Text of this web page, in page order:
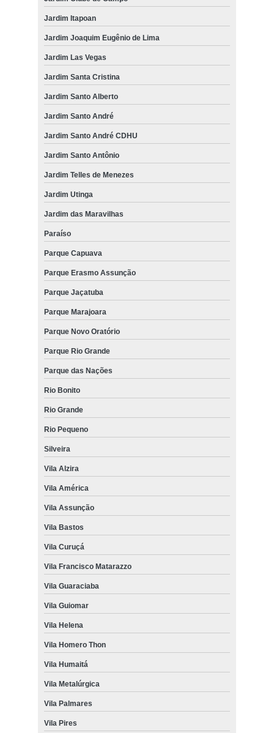
Jardim Itapoan
Jardim Joaquim Eugênio de Lima
Jardim Las Vegas
Jardim Santa Cristina
Jardim Santo Alberto
Jardim Santo André
Jardim Santo André CDHU
Jardim Santo Antônio
Jardim Telles de Menezes
Jardim Utinga
Jardim das Maravilhas
Paraíso
Parque Capuava
Parque Erasmo Assunção
Parque Jaçatuba
Parque Marajoara
Parque Novo Oratório
Parque Rio Grande
Parque das Nações
Rio Bonito
Rio Grande
Rio Pequeno
Silveira
Vila Alzira
Vila América
Vila Assunção
Vila Bastos
Vila Curuçá
Vila Francisco Matarazzo
Vila Guaraciaba
Vila Guiomar
Vila Helena
Vila Homero Thon
Vila Humaitá
Vila Metalúrgica
Vila Palmares
Vila Pires